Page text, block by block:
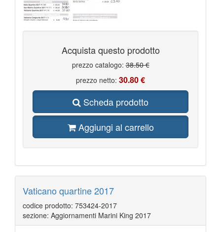
Acquista questo prodotto
prezzo catalogo:38.50 €
prezzo netto: 30.80 €
Scheda prodotto
Aggiungi al carrello
Vaticano quartine 2017
codice prodotto: 753424-2017
sezione: Aggiornamenti Marini King 2017